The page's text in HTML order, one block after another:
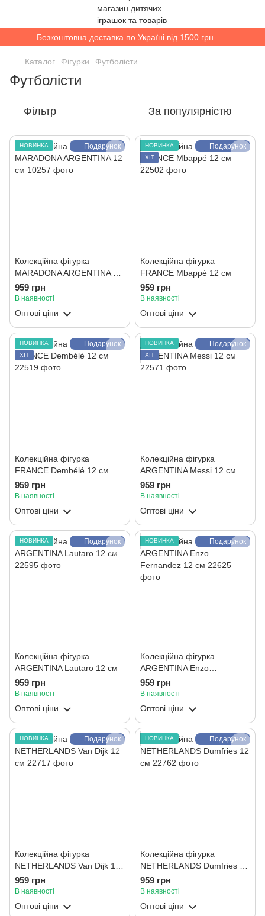
Безкоштовна доставка по Україні від 1500 грн
Каталог Фігурки Футболісти
Футболісти
Фільтр За популярністю
Подарунок
НОВИНКА
Колекційна фігурка
MARADONA ARGENTINA 12
см
959 грн
В наявності
Оптові ціни
Подарунок
НОВИНКА
ХІТ
Колекційна фігурка
FRANCE Mbappé 12 см
959 грн
В наявності
Оптові ціни
Подарунок
НОВИНКА
ХІТ
Колекційна фігурка
FRANCE Dembélé 12 см
959 грн
В наявності
Оптові ціни
Подарунок
НОВИНКА
ХІТ
Колекційна фігурка
ARGENTINA Messi 12 см
959 грн
В наявності
Оптові ціни
Подарунок
НОВИНКА
Колекційна фігурка
ARGENTINA Lautaro 12 см
959 грн
В наявності
Оптові ціни
Подарунок
НОВИНКА
Колекційна фігурка
ARGENTINA Enzo
Fernandez 12 см
959 грн
В наявності
Оптові ціни
Подарунок
НОВИНКА
Колекційна фігурка
NETHERLANDS Van Dijk 12
см
959 грн
В наявності
Оптові ціни
Подарунок
НОВИНКА
Колекційна фігурка
NETHERLANDS Dumfries 12
см
959 грн
В наявності
Оптові ціни